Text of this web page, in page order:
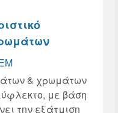
& χρωμάτων
με βάση
την εξάτμιση